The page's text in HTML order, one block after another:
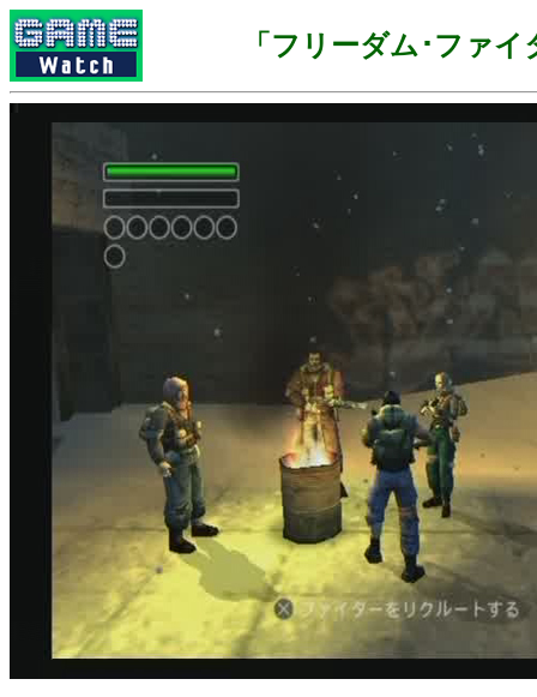
「フリーダム･ファイ